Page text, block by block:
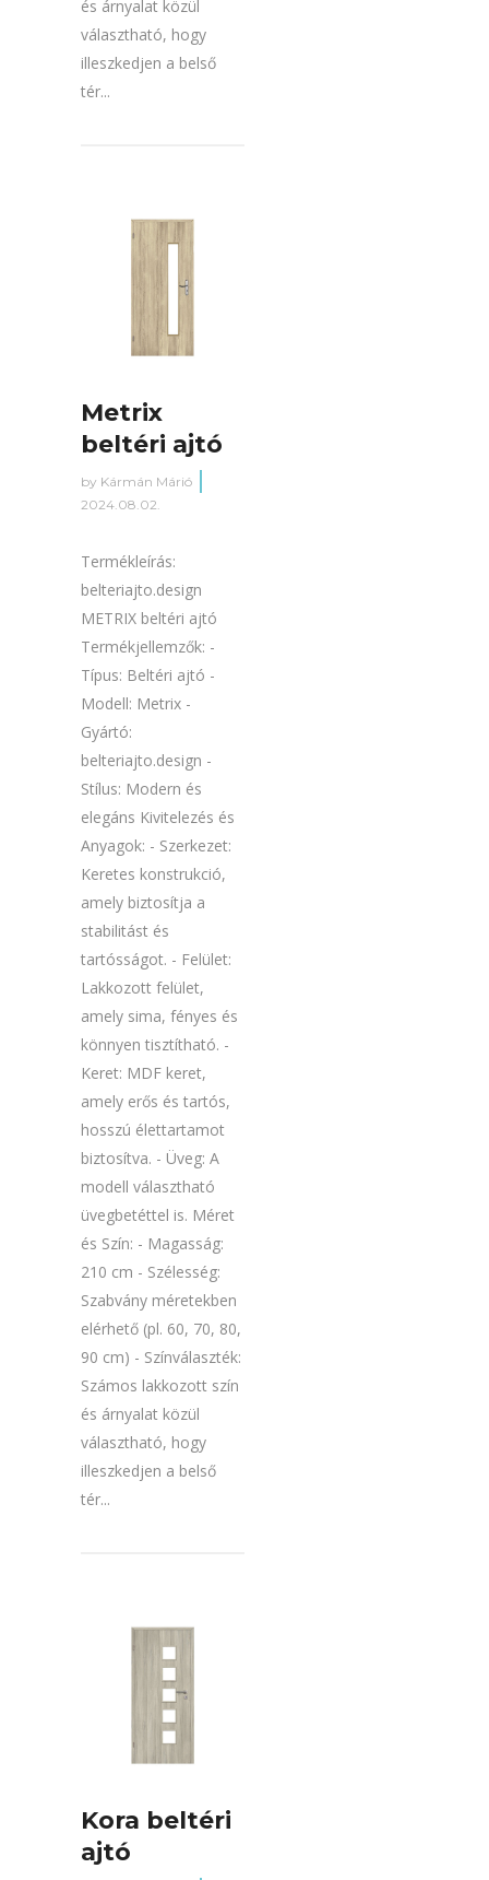
és árnyalat közül
választható, hogy
illeszkedjen a belső
tér...
Metrix
beltéri ajtó
by Kármán Márió
2024.08.02.
Termékleírás:
belteriajto.design
METRIX beltéri ajtó
Termékjellemzők: -
Típus: Beltéri ajtó -
Modell: Metrix -
Gyártó:
belteriajto.design -
Stílus: Modern és
elegáns Kivitelezés és
Anyagok: - Szerkezet:
Keretes konstrukció,
amely biztosítja a
stabilitást és
tartósságot. - Felület:
Lakkozott felület,
amely sima, fényes és
könnyen tisztítható. -
Keret: MDF keret,
amely erős és tartós,
hosszú élettartamot
biztosítva. - Üveg: A
modell választható
üvegbetéttel is. Méret
és Szín: - Magasság:
210 cm - Szélesség:
Szabvány méretekben
elérhető (pl. 60, 70, 80,
90 cm) - Színválaszték:
Számos lakkozott szín
és árnyalat közül
választható, hogy
illeszkedjen a belső
tér...
Kora beltéri
ajtó